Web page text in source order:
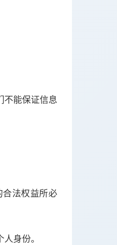
不能保证信息
法权益所必
身份。